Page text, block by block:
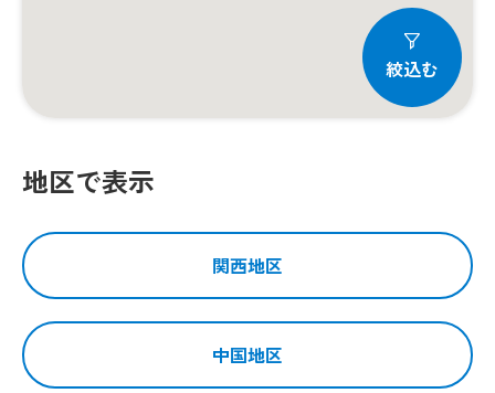
上り 岡山方面
吹田サービスエリア
名神高速道路
絞込む
地区で表示
関西地区
中国地区